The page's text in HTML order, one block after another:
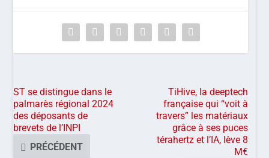
ST se distingue dans le
palmarès régional 2024
des déposants de
brevets de l’INPI
PRÉCÉDENT
TiHive, la deeptech
française qui “voit à
travers” les matériaux
grâce à ses puces
térahertz et l’IA, lève 8
M€